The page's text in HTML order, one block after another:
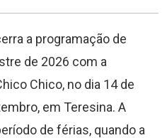
a programação de
de 2026 com a
Chico, no dia 14 de
em Teresina. A
de férias, quando a